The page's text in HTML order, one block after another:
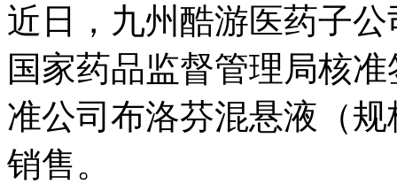
近日，九州酷游医药
国家药品监督管理局核准
准公司布洛芬混悬液（规
销售。